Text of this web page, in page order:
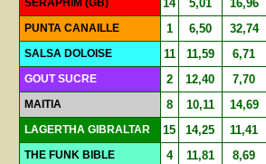
SERAPHIM (GB) 14 5,01 16,96
PUNTA CANAILLE 1 6,50 32,74
SALSA DOLOISE 11 11,59 6,71
GOUT SUCRE 2 12,40 7,70
MAITIA 8 10,11 14,69
LAGERTHA GIBRALTAR 15 14,25 11,41
THE FUNK BIBLE 4 11,81 8,69